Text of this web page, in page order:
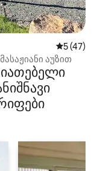
საშუალო
5 (47)
აუზით